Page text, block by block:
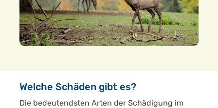
Welche Schäden gibt es?
Die bedeutendsten Arten der Schädigung im